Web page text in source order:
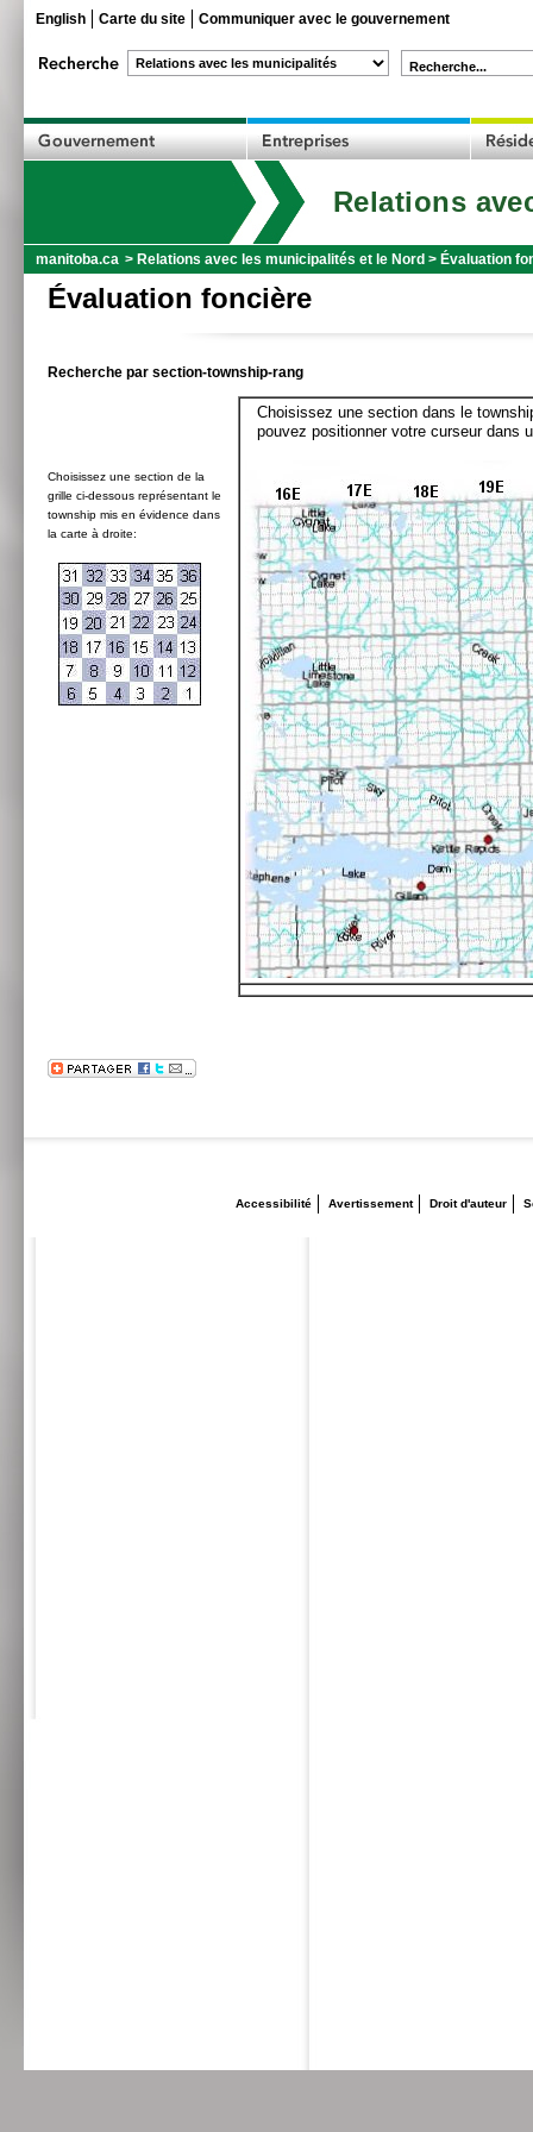
English Carte du site Communiquer avec le gouvernement
Recherche...
Relations
manitoba.ca > Relations avec les municipalités et le Nord > Évaluation
Évaluation foncière
Recherche par section-township-rang
Choisissez une section de la
grille ci-dessous représentant le
township mis en évidence dans
la carte à droite:
Choisissez une section dans le
pouvez positionner votre curseur dans
Accessibilité Avertissement Droit d'auteur